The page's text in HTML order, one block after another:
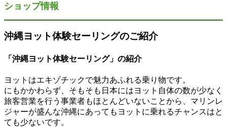
ショップ情報
沖縄ヨット体験セーリングのご紹介
「沖縄ヨット体験セーリング」の紹介
ヨットはエキゾチックで魅力あふれる乗り物です。
にもかかわらず、そもそも日本にはヨット自体の数が少なく
旅客営業を行う事業者もほとんどいないことから、マリンレ
ジャーが盛んな沖縄にあってもヨットに乗れるチャンスはと
ても少ないです。